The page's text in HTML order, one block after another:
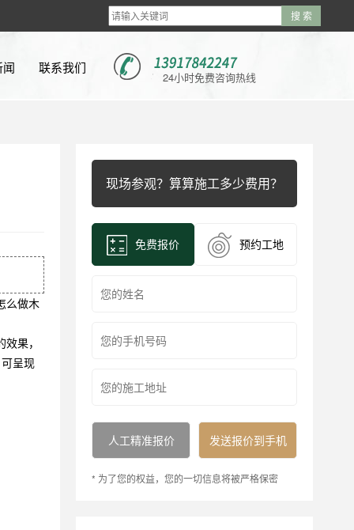
联系我们
24小时免费咨询热线
么做木
果，
呈现
现场参观？算算施工多少费用？
免费报价 预约工地
* 为了您的权益，您的一切信息将被严格保密